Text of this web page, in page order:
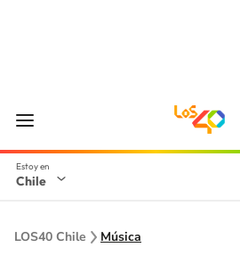
Chile
LOS40 Chile Música